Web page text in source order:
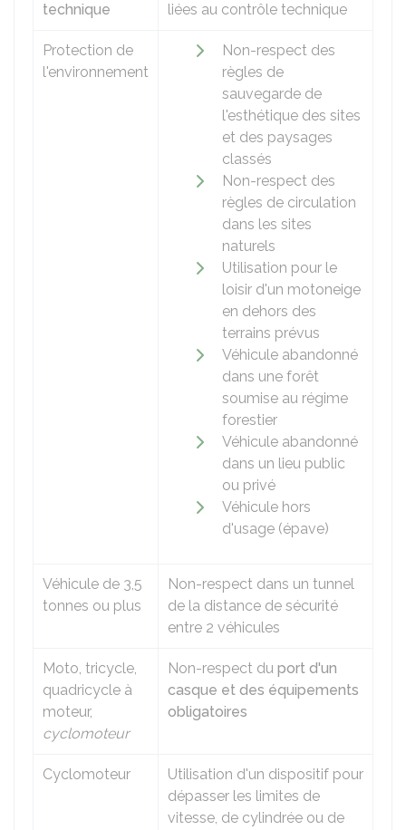
technique
liées au contrôle technique
Protection de
l'environnement
Non-respect des
règles de
sauvegarde de
l'esthétique des sites
et des paysages
classés
Non-respect des
règles de circulation
dans les sites
naturels
Utilisation pour le
loisir d'un motoneige
en dehors des
terrains prévus
Véhicule abandonné
dans une forêt
soumise au régime
forestier
Véhicule abandonné
dans un lieu public
ou privé
Véhicule hors
d'usage (épave)
Véhicule de 3,5
tonnes ou plus
Non-respect dans un tunnel
de la distance de sécurité
entre 2 véhicules
Moto, tricycle,
quadricycle à
moteur,
cyclomoteur
Non-respect du port d'un
casque et des équipements
obligatoires
Cyclomoteur
Utilisation d'un dispositif pour
dépasser les limites de
vitesse, de cylindrée ou de